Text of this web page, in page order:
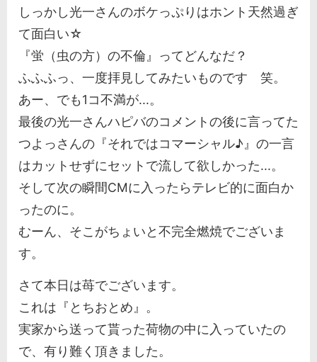
しっかし光一さんのボケっぷりはホント天然過ぎ
て面白い☆
『蛍（虫の方）の不倫』ってどんなだ？
ふふふっ、一度拝見してみたいものです 笑。
あー、でも1コ不満が...。
最後の光一さんハピバのコメントの後に言ってた
つよっさんの『それではコマーシャル♪』の一言
はカットせずにセットで流して欲しかった...。
そして次の瞬間CMに入ったらテレビ的に面白か
ったのに。
むーん、そこがちょいと不完全燃焼でございま
す。
さて本日は苺でございます。
これは『とちおとめ』。
実家から送って貰った荷物の中に入っていたの
で、有り難く頂きました。